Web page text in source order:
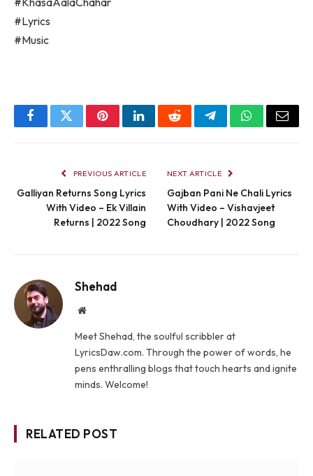
#Lyrics
#Music
FacebookTwitterPinterestLinkedInRedditTelegramWhatsApp
Email
PREVIOUS ARTICLE
Galliyan Returns Song Lyrics
With Video – Ek Villain
Returns | 2022 Song
NEXT ARTICLE
Gajban Pani Ne Chali Lyrics
With Video – Vishavjeet
Choudhary | 2022 Song
Shehad
Website
Meet Shehad, the soulful scribbler at
LyricsDaw.com. Through the power of words, he
pens enthralling blogs that touch hearts and ignite
minds. Welcome!
RELATED POST